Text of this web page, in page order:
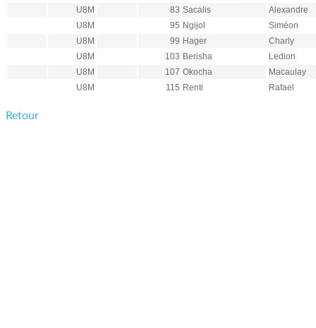
U8M
83 Sacalis
Alexandre
U8M
95 Ngijol
Siméon
U8M
99 Hager
Charly
U8M
103 Berisha
Ledion
U8M
107 Okocha
Macaulay
U8M
115 Renti Rafael
Retour